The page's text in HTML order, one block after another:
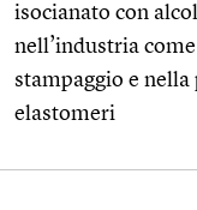
isocianato con
nell’industria
stampaggio e
elastomeri